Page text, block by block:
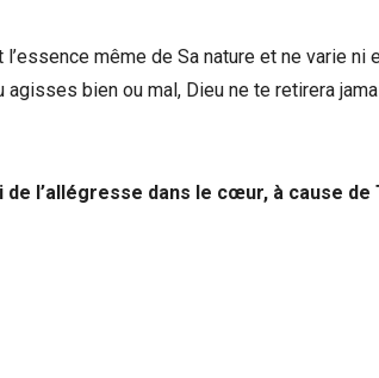
même de Sa nature et ne varie ni
bien ou mal, Dieu ne te retirera
de l’allégresse dans le cœur, à cause